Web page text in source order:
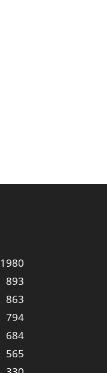
1980
893
863
794
684
565